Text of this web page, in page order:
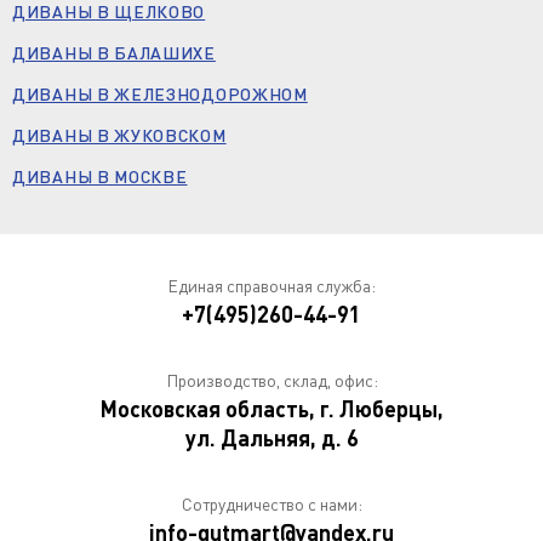
ДИВАНЫ В ЩЕЛКОВО
ДИВАНЫ В БАЛАШИХЕ
ДИВАНЫ В ЖЕЛЕЗНОДОРОЖНОМ
ДИВАНЫ В ЖУКОВСКОМ
ДИВАНЫ В МОСКВЕ
Единая справочная служба:
+7(495)260-44-91
Производство, склад, офис:
Московская область, г. Люберцы,
ул. Дальняя, д. 6
Сотрудничество с нами:
info-gutmart@yandex.ru